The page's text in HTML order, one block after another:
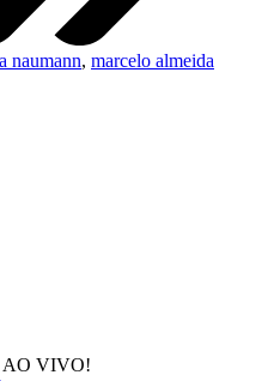
naumann, marcelo almeida
AO VIVO!